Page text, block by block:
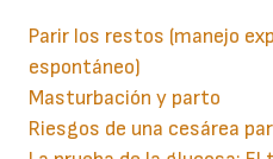
Parir los restos (manejo
espontáneo)
Masturbación y parto
Riesgos de una cesárea